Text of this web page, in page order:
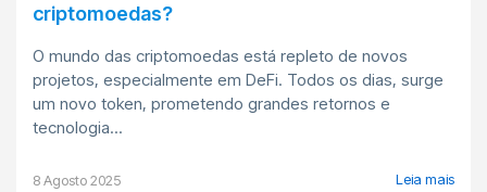
criptomoedas?
O mundo das criptomoedas está repleto de novos
projetos, especialmente em DeFi. Todos os dias, surge
um novo token, prometendo grandes retornos e
tecnologia...
8 Agosto 2025 Leia mais